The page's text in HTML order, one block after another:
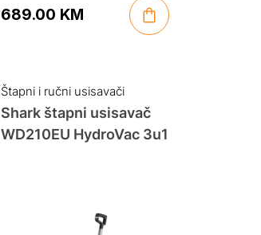
689.00 KM
Štapni i ručni usisavači
Shark štapni usisavač
WD210EU HydroVac 3u1